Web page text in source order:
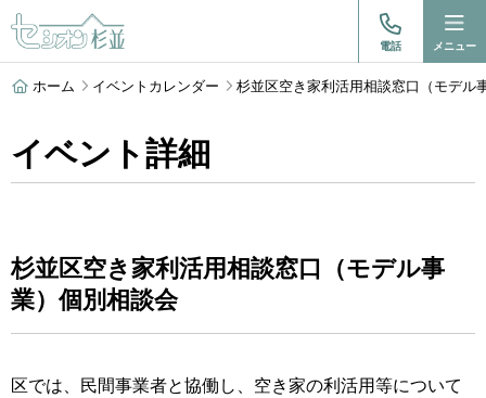
電話 メニュー
ホーム イベントカレンダー 杉並区空き家利活用相談窓口（モデル
イベント詳細
杉並区空き家利活用相談窓口（モデル事
業）個別相談会
区では、民間事業者と協働し、空き家の利活用等について